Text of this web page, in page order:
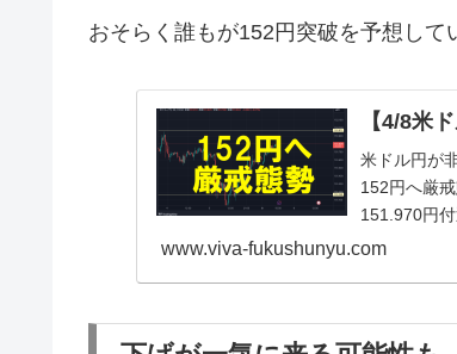
おそらく誰もが152円突破を予想して
【4/8米
米ドル円が
152円へ厳
151.970円
意...
www.viva-fukushunyu.com